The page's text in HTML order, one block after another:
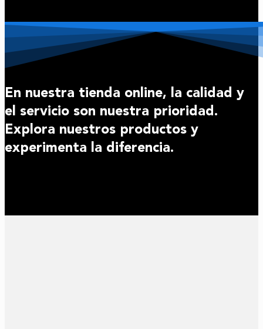
En nuestra tienda online, la calidad y
el servicio son nuestra prioridad.
Explora nuestros productos y
experimenta la diferencia.